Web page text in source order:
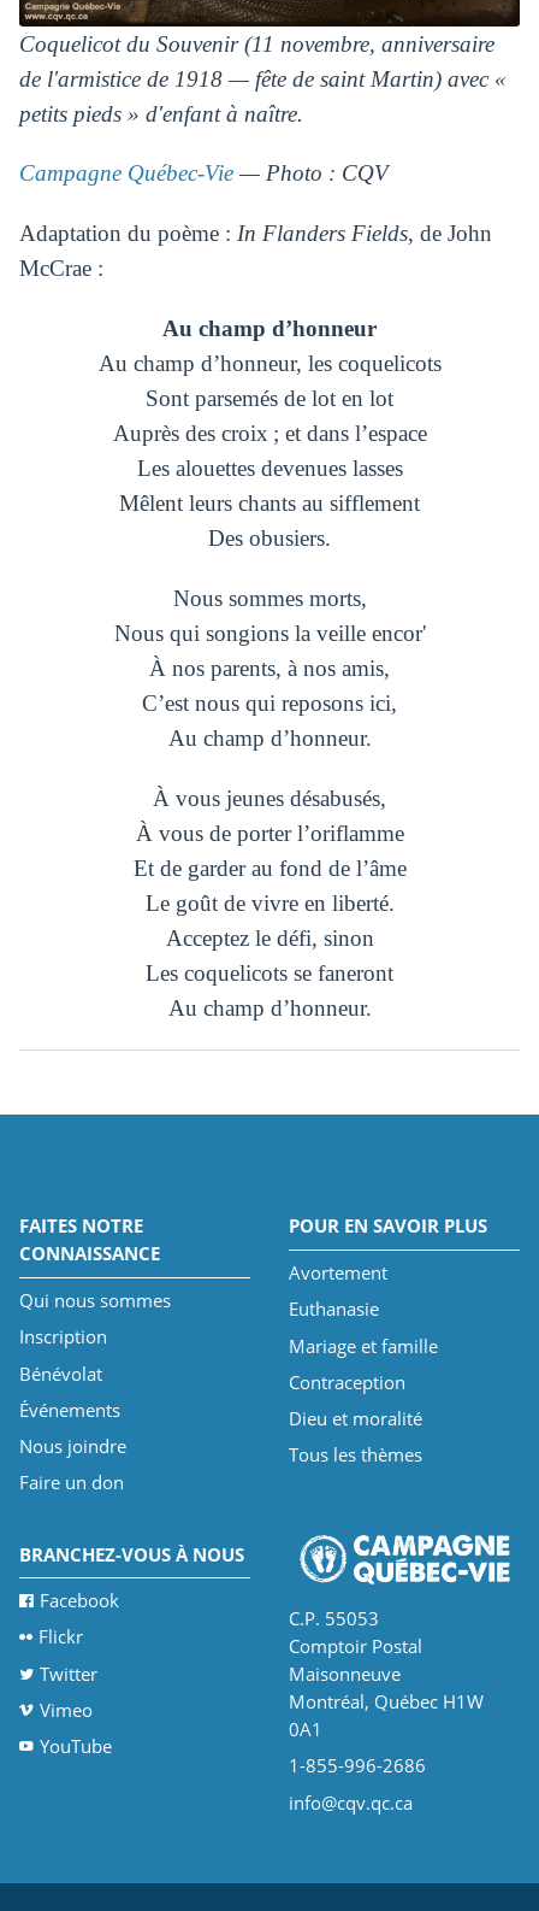
Coquelicot du Souvenir (11 novembre, anniversaire
de l'armistice de 1918 — fête de saint Martin) avec «
petits pieds » d'enfant à naître.
Campagne Québec-Vie— Photo : CQV
Adaptation du poème : In Flanders Fields, de John
McCrae :
Au champ d’honneur
Au champ d’honneur, les coquelicots
Sont parsemés de lot en lot
Auprès des croix ; et dans l’espace
Les alouettes devenues lasses
Mêlent leurs chants au sifflement
Des obusiers.
Nous sommes morts,
Nous qui songions la veille encor'
À nos parents, à nos amis,
C’est nous qui reposons ici,
Au champ d’honneur.
À vous jeunes désabusés,
À vous de porter l’oriflamme
Et de garder au fond de l’âme
Le goût de vivre en liberté.
Acceptez le défi, sinon
Les coquelicots se faneront
Au champ d’honneur.
FAITES NOTRE
CONNAISSANCE
Qui nous sommes
Inscription
Bénévolat
Événements
Nous joindre
Faire un don
POUR EN SAVOIR PLUS
Avortement
Euthanasie
Mariage et famille
Contraception
Dieu et moralité
Tous les thèmes
BRANCHEZ-VOUS À NOUS
Facebook
Flickr
Twitter
Vimeo
YouTube
C.P. 55053
Comptoir Postal
Maisonneuve
Montréal, Québec H1W
0A1
1-855-996-2686
info@cqv.qc.ca